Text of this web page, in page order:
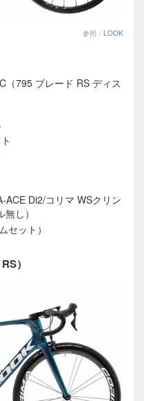
参照： LOOK
（795 ブレード RS ディス
ACE Di2/コリマ WSクリン
し）
セット）
）